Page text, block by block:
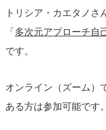
トリシア・カエタノさ
「​ 多次元アプローチ自
です。
オンライン（ズーム）
ある方は参加可能です。